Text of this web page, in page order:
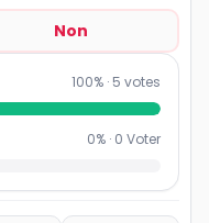
Non
100% · 5 votes
0% · 0 Voter